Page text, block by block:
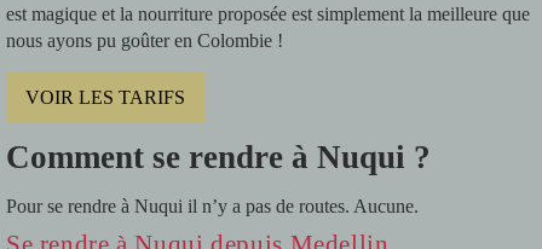
est magique et la nourriture proposée est simplement la meilleure que
nous ayons pu goûter en Colombie !
VOIR LES TARIFS
Comment se rendre à Nuqui ?
Pour se rendre à Nuqui il n’y a pas de routes. Aucune.